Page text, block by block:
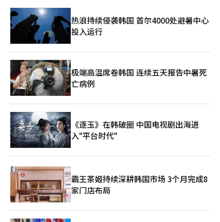
济效益的估算也会因直接销售和旅游溢出效应的包含程度而有很大
差异。要使BTS经济学成为与泰勒经济学相媲美的全球案例，不仅
需要演出的成功，还需要确认各城市的消费数据和长期的旅游流入
效应。 HYBE相关人士表示：“BTS的世界巡演不仅仅是一次演
出，而是粉丝与城市共同参与的全球文化事件，正在创造音乐与演
出旅游结合的新经济效益。”※ 本报道经人工智能（AI）系统翻译
与编辑。
热浪持续侵袭韩国 首尔4000处避暑中心
投入运行
极端高温席卷韩国 连续五天报告中暑死
亡病例
《逐玉》在韩破圈 中国电视剧出海进
入"平台时代"
霸王茶姬持续深耕韩国市场 3个月完成8
家门店布局